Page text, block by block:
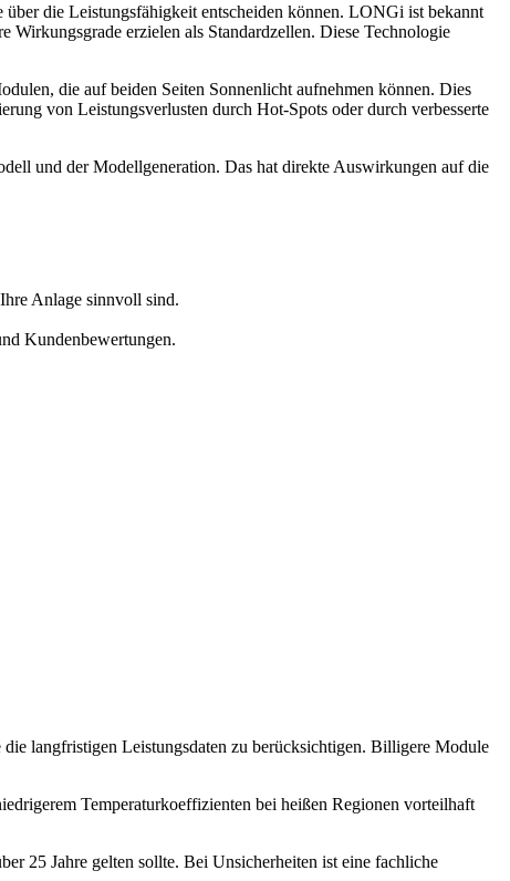
die Leistungsfähigkeit entscheiden können. LONGi ist bekannt
erzielen als Standardzellen. Diese Technologie
die auf beiden Seiten Sonnenlicht aufnehmen können. Dies
von Leistungsverlusten durch Hot-Spots oder durch verbesserte
und der Modellgeneration. Das hat direkte Auswirkungen auf die
Anlage sinnvoll sind.
Kundenbewertungen.
langfristigen Leistungsdaten zu berücksichtigen. Billigere Module
Temperaturkoeffizienten bei heißen Regionen vorteilhaft
25 Jahre gelten sollte. Bei Unsicherheiten ist eine fachliche